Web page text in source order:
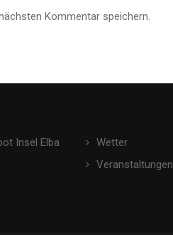
Kommentar speichern.
Insel Elba
Wetter
Veranstaltungen